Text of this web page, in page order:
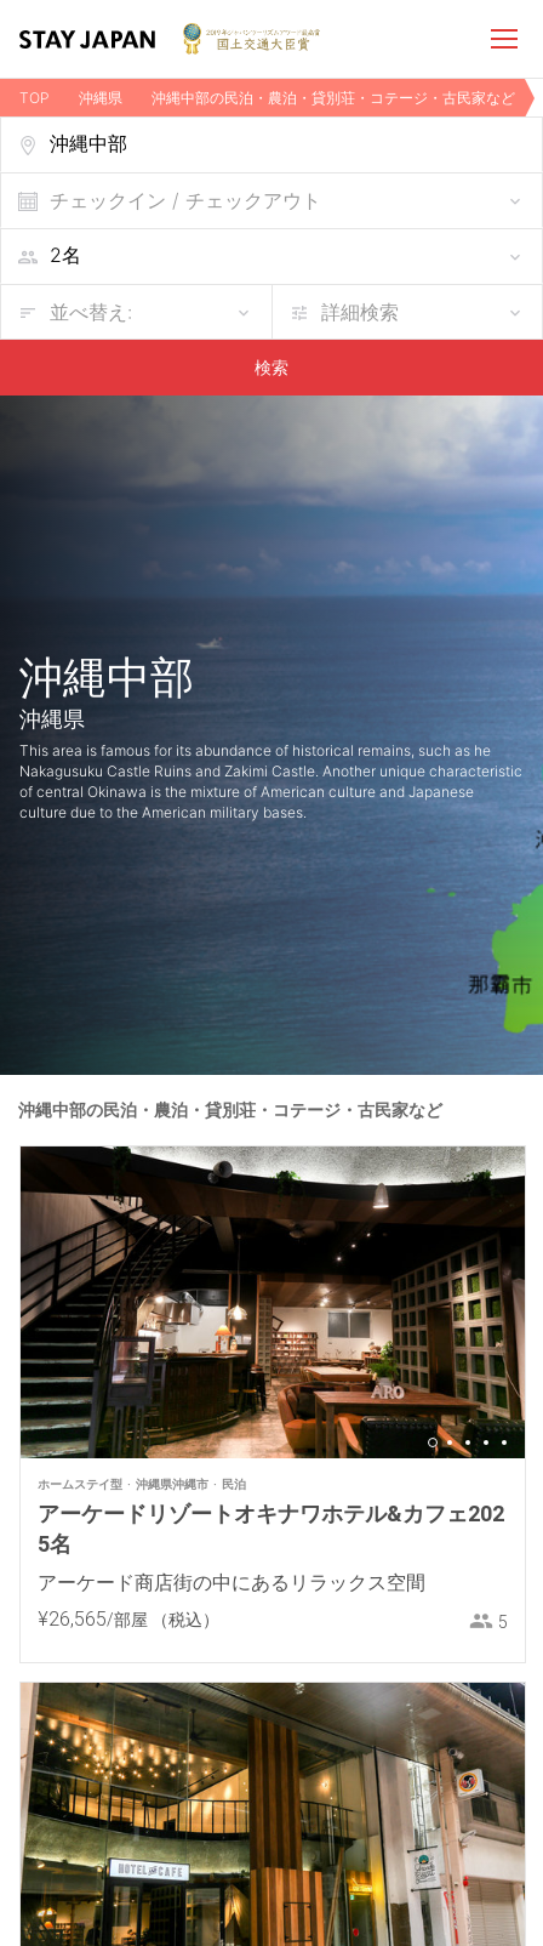
TOP 沖縄県 沖縄中部の民泊・農泊・貸別荘・コテージ・古民家など
チェックイン / チェックアウト
並べ替え: 詳細検索
検索
沖縄中部
沖縄県
This area is famous for its abundance of historical remains, such as he
Nakagusuku Castle Ruins and Zakimi Castle. Another unique characteristic
of central Okinawa is the mixture of American culture and Japanese
culture due to the American military bases.
沖縄中部の民泊・農泊・貸別荘・コテージ・古民家など
ホームステイ型 沖縄県沖縄市 民泊
アーケードリゾートオキナワホテル&カフェ202
5名
アーケード商店街の中にあるリラックス空間
¥26,565/部屋 （税込） 5